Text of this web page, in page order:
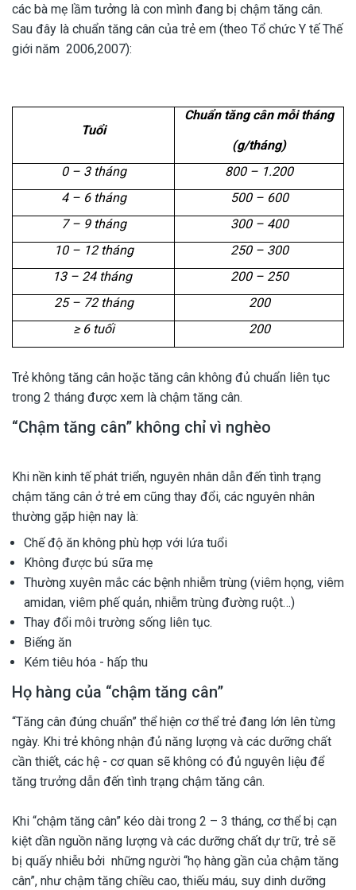
các bà mẹ lầm tưởng là con mình đang bị chậm tăng cân.
Sau đây là chuẩn tăng cân của trẻ em (theo Tổ chức Y tế Thế
giới năm 2006,2007):
Tuổi
Chuẩn tăng cân mỗi tháng
(g/tháng)
0 – 3 tháng
800 – 1.200
4 – 6 tháng
500 – 600
7 – 9 tháng
300 – 400
10 – 12 tháng
250 – 300
13 – 24 tháng
200 – 250
25 – 72 tháng
200
≥ 6 tuối
200
Trẻ không tăng cân hoặc tăng cân không đủ chuẩn liên tục
trong 2 tháng được xem là chậm tăng cân.
“Chậm tăng cân” không chỉ vì nghèo
Khi nền kinh tế phát triển, nguyên nhân dẫn đến tình trạng
chậm tăng cân ở trẻ em cũng thay đổi, các nguyên nhân
thường gặp hiện nay là:
Chế độ ăn không phù hợp với lứa tuổi
Không được bú sữa mẹ
Thường xuyên mắc các bệnh nhiễm trùng (viêm họng, viêm
amidan, viêm phế quản, nhiễm trùng đường ruột…)
Thay đổi môi trường sống liên tục.
Biếng ăn
Kém tiêu hóa - hấp thu
Họ hàng của “chậm tăng cân”
“Tăng cân đúng chuẩn” thể hiện cơ thể trẻ đang lớn lên từng
ngày. Khi trẻ không nhận đủ năng lượng và các dưỡng chất
cần thiết, các hệ - cơ quan sẽ không có đủ nguyên liệu để
tăng trưởng dẫn đến tình trạng chậm tăng cân.
Khi “chậm tăng cân” kéo dài trong 2 – 3 tháng, cơ thể bị cạn
kiệt dần nguồn năng lượng và các dưỡng chất dự trữ, trẻ sẽ
bị quấy nhiễu bởi những người “họ hàng gần của chậm tăng
cân”, như chậm tăng chiều cao, thiếu máu, suy dinh dưỡng